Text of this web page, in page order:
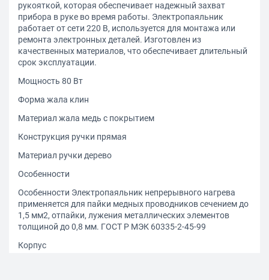
рукояткой, которая обеспечивает надежный захват
прибора в руке во время работы. Электропаяльник
работает от сети 220 В, используется для монтажа или
ремонта электронных деталей. Изготовлен из
качественных материалов, что обеспечивает длительный
срок эксплуатации.
Мощность 80 Вт
Форма жала клин
Материал жала медь с покрытием
Конструкция ручки прямая
Материал ручки дерево
Особенности
Особенности Электропаяльник непрерывного нагрева
применяется для пайки медных проводников сечением до
1,5 мм2, отпайки, лужения металлических элементов
толщиной до 0,8 мм. ГОСТ Р МЭК 60335-2-45-99
Корпус